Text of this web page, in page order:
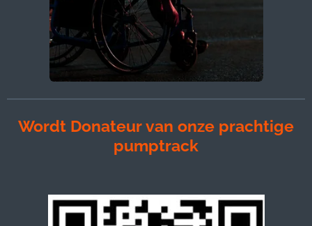
Wordt Donateur van onze prachtige
pumptrack